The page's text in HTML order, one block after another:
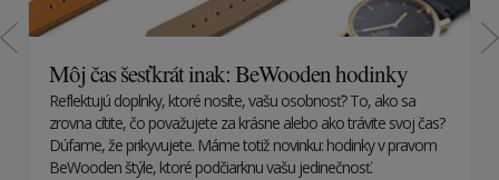
Môj čas šesťkrát inak: BeWooden hodinky
Reflektujú doplnky, ktoré nosíte, vašu osobnosť? To, ako sa
zrovna cítite, čo považujete za krásne alebo ako trávite svoj čas?
Dúfame, že prikyvujete. Máme totiž novinku: hodinky v pravom
BeWooden štýle, ktoré podčiarknu vašu jedinečnosť.